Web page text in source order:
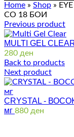
Home » Shop »
СО 18 БОИ
Previous product
MULTI GEL
280 ден
Back to products
Next product
CRYSTAL -
мг 880 ден